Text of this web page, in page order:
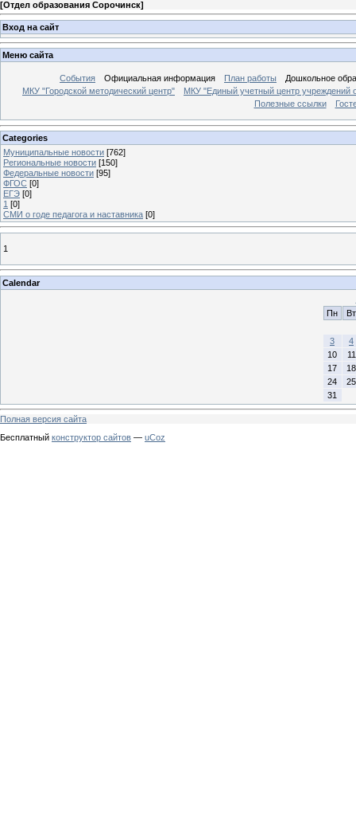
[Отдел образования Сорочинск]
Вход на сайт
Меню сайта
События Официальная информация План работы
Дошкольное
МКУ "Городской методический центр"
МКУ "Единый учетный центр учреждений
Полезные ссылки
Categories
Муниципальные новости [762]
Региональные новости [150]
Федеральные новости [95]
ФГОС [0]
ЕГЭ [0]
1 [0]
СМИ о годе педагога и наставника [0]
1
Calendar
Пн
Вт
3
4
10
11
17
18
24
25
31
Полная версия сайта
Бесплатный конструктор сайтов — uCoz